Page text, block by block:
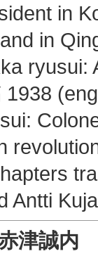
in
in
ryusui:
1938
Antti
津誠内